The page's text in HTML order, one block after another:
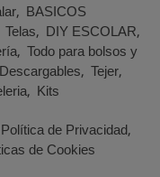
BASICOS
Telas DIY ESCOLAR
Todo para bolsos y
Tejer
Kits
Política de Privacidad
de Cookies